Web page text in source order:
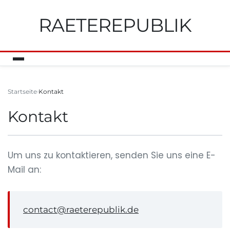
RAETEREPUBLIK
Startseite Kontakt
Kontakt
Um uns zu kontaktieren, senden Sie uns eine E-
Mail an:
contact@raeterepublik.de